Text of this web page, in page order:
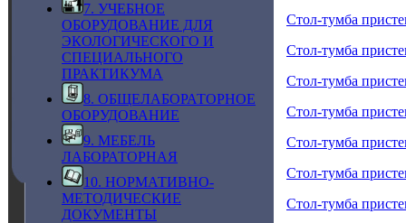
7. УЧЕБНОЕ
ОБОРУДОВАНИЕ ДЛЯ
ЭКОЛОГИЧЕСКОГО И
СПЕЦИАЛЬНОГО
ПРАКТИКУМА
8. ОБЩЕЛАБОРАТОРНОЕ
ОБОРУДОВАНИЕ
9. МЕБЕЛЬ
ЛАБОРАТОРНАЯ
10. НОРМАТИВНО-
МЕТОДИЧЕСКИЕ
ДОКУМЕНТЫ
Стол-тумба
Стол-тумба
Стол-тумба
Стол-тумба
Стол-тумба
Стол-тумба
Стол-тумба